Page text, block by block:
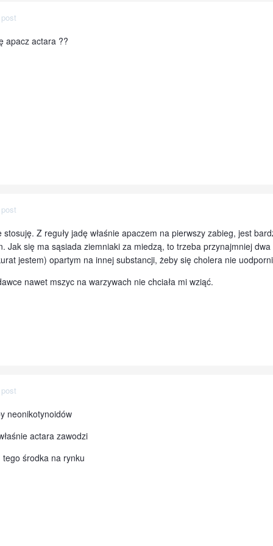
apacz actara ??
Z reguły jadę właśnie apaczem na pierwszy zabieg, jest
Jak się ma sąsiada ziemniaki za miedzą, to trzeba przynajmniej
jestem) opartym na innej substancji, żeby się cholera nie
nawet mszyc na warzywach nie chciała mi wziąć.
neonikotynoidów
actara zawodzi
środka na rynku